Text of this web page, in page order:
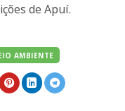
de Apuí.
AMBIENTE